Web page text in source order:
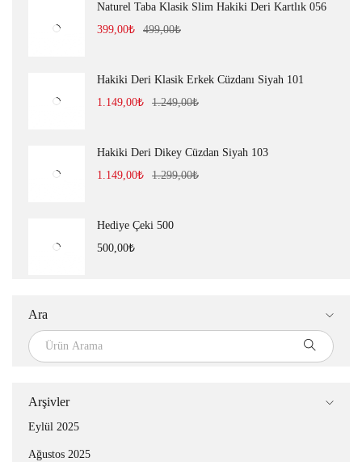
Naturel Taba Klasik Slim Hakiki Deri Kartlık 056
499,00₺
399,00₺
Hakiki Deri Klasik Erkek Cüzdanı Siyah 101
1.249,00₺
1.149,00₺
Hakiki Deri Dikey Cüzdan Siyah 103
1.299,00₺
1.149,00₺
Hediye Çeki 500
500,00₺
Ara
Arşivler
Eylül 2025
Ağustos 2025